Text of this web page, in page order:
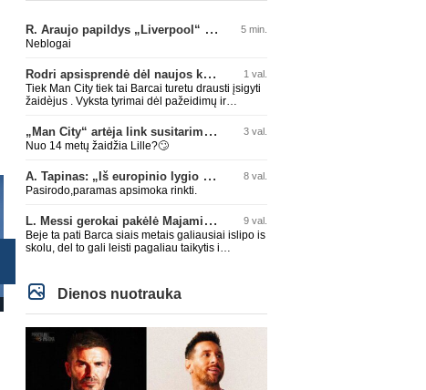
G. Bremeris paneigė gandus
dėl galimo išvykimo iš
„Juventus“ klubo
„Man City“ artėja link
R. Araujo papildys „Liverpool“ klubą 5 min.
Neblogai
Rodri apsisprendė dėl naujos komandos 1 val.
Tiek Man City tiek tai Barcai turetu drausti įsigyti
žaidèjus . Vyksta tyrimai dėl pažeidimų ir
leidžia daryti.
„Man City“ artėja link susitarimo dėl marokiečio A. Bouaddi persikėlimo 3 val.
Nuo 14 metų žaidžia Lille?🙄
A. Tapinas: „Iš europinio lygio komandos gavom gerų pamokų“ 8 val.
Pasirodo,paramas apsimoka rinkti.
L. Messi gerokai pakėlė Majamio „Inter“ komandos vertę 9 val.
Beje ta pati Barca siais metais galiausiai islipo is
skolu, del to gali leisti pagaliau taikytis i
Dienos nuotrauka